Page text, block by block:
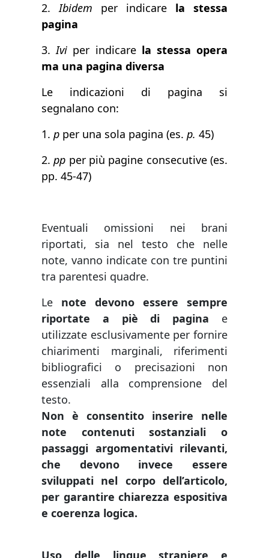
2.Ibidem per indicare la stessa
pagina
3.Ivi per indicare la stessa opera
ma una pagina diversa
Le indicazioni di pagina si
segnalano con:
1. p per una sola pagina (es. p. 45)
2.pp per più pagine consecutive (es.
pp. 45-47)
Eventuali omissioni nei brani
riportati, sia nel testo che nelle
note, vanno indicate con tre puntini
tra parentesi quadre.
Le note devono essere sempre
riportate a piè di pagina e
utilizzate esclusivamente per fornire
chiarimenti marginali, riferimenti
bibliografici o precisazioni non
essenziali alla comprensione del
testo.
Non è consentito inserire nelle
note contenuti sostanziali o
passaggi argomentativi rilevanti,
che devono invece essere
sviluppati nel corpo dell’articolo,
per garantire chiarezza espositiva
e coerenza logica.
Uso delle lingue straniere e